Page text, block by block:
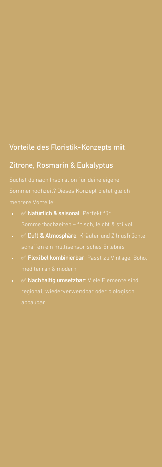
Vorteile des Floristik-Konzepts mit
Zitrone, Rosmarin & Eukalyptus
Suchst du nach Inspiration für deine eigene
Sommerhochzeit? Dieses Konzept bietet gleich
mehrere Vorteile:
✅ Natürlich & saisonal: Perfekt für
Sommerhochzeiten – frisch, leicht & stilvoll
✅ Duft & Atmosphäre: Kräuter und Zitrusfrüchte
schaffen ein multisensorisches Erlebnis
✅ Flexibel kombinierbar: Passt zu Vintage, Boho,
mediterran & modern
✅ Nachhaltig umsetzbar: Viele Elemente sind
regional, wiederverwendbar oder biologisch
abbaubar